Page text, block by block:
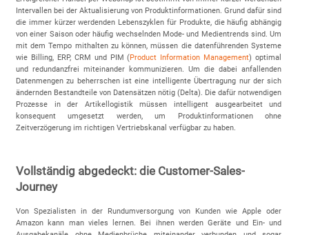
Intervallen bei der Aktualisierung von Produktinformationen. Grund dafür sind
die immer kürzer werdenden Lebenszyklen für Produkte, die häufig abhängig
von einer Saison oder häufig wechselnden Mode- und Medientrends sind. Um
mit dem Tempo mithalten zu können, müssen die datenführenden Systeme
wie Billing, ERP, CRM und PIM (Product Information Management) optimal
und redundanzfrei miteinander kommunizieren. Um die dabei anfallenden
Datenmengen zu beherrschen ist eine intelligente Übertragung nur der sich
ändernden Bestandteile von Datensätzen nötig (Delta). Die dafür notwendigen
Prozesse in der Artikellogistik müssen intelligent ausgearbeitet und
konsequent umgesetzt werden, um Produktinformationen ohne
Zeitverzögerung im richtigen Vertriebskanal verfügbar zu haben.
Vollständig abgedeckt: die Customer-Sales-
Journey
Von Spezialisten in der Rundumversorgung von Kunden wie Apple oder
Amazon kann man vieles lernen. Bei ihnen werden Geräte und Ein- und